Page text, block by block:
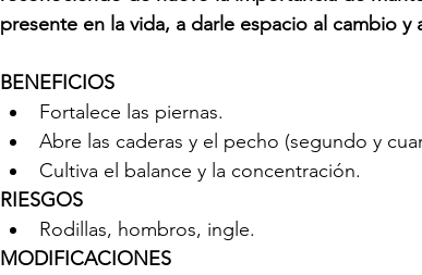
presente en la vida, a darle espacio al cambio y
BENEFICIOS
Fortalece las piernas.
Abre las caderas y el pecho (segundo y
Cultiva el balance y la concentración.
RIESGOS
Rodillas, hombros, ingle.
MODIFICACIONES